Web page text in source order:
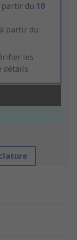
partir du 10
partir du
les
détails